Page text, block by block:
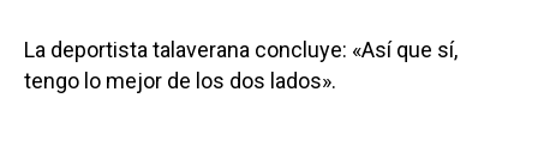
La deportista talaverana concluye: «Así que sí,
tengo lo mejor de los dos lados».